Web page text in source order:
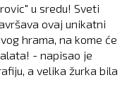
u sredu! Sveti
ovaj unikatni
hrama, na kome će
- napisao je
a velika žurka bila